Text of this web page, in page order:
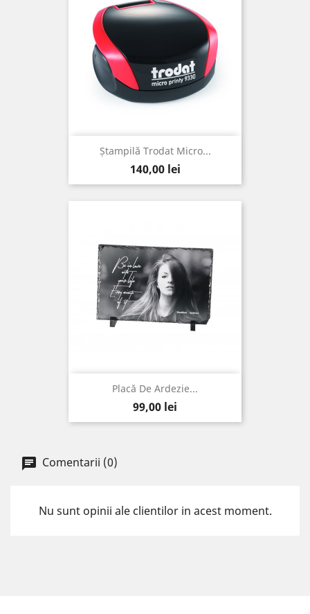
Ștampilă Trodat Micro...
Pret
140,00 lei
Placă De Ardezie...
Pret
99,00 lei
Comentarii (0)
Nu sunt opinii ale clientilor in acest moment.